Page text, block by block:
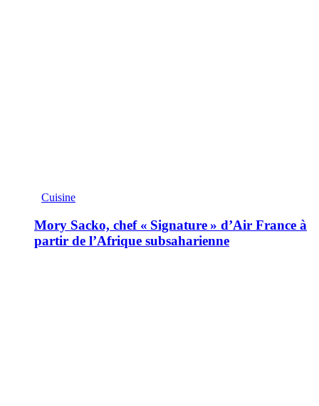
Cuisine
Mory Sacko, chef « Signature » d’Air France à
partir de l’Afrique subsaharienne